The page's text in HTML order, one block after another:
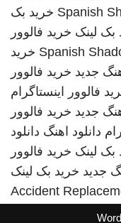
Spanish خرید بک
بک لینک خرید فالوور
Spanish خرید
جدید خرید فالوور
فالوور اینستاگرام
جدید خرید فالوور
دانلود اهنگ دانلود
بک لینک خرید فالوور
جدید خرید بک لینک
Accident